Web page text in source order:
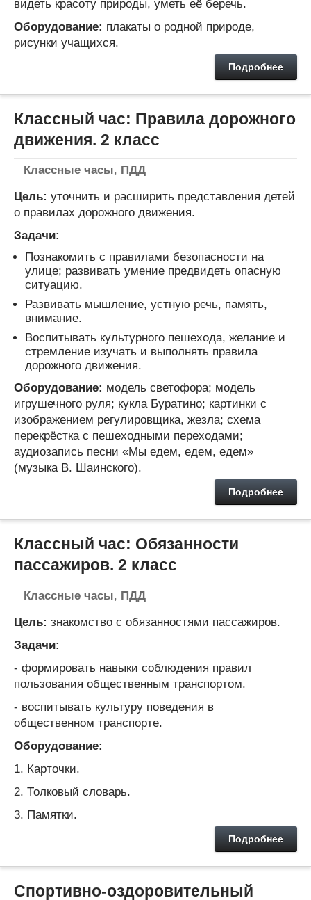
видеть красоту природы, уметь её беречь.
Оборудование: плакаты о родной природе,
рисунки учащихся.
Подробнее
Классный час: Правила дорожного
движения. 2 класс
Классные часы, ПДД
Цель: уточнить и расширить представления детей
о правилах дорожного движения.
Задачи:
Познакомить с правилами безопасности на
улице; развивать умение предвидеть опасную
ситуацию.
Развивать мышление, устную речь, память,
внимание.
Воспитывать культурного пешехода, желание и
стремление изучать и выполнять правила
дорожного движения.
Оборудование: модель светофора; модель
игрушечного руля; кукла Буратино; картинки с
изображением регулировщика, жезла; схема
перекрёстка с пешеходными переходами;
аудиозапись песни «Мы едем, едем, едем»
(музыка В. Шаинского).
Подробнее
Классный час: Обязанности
пассажиров. 2 класс
Классные часы, ПДД
Цель: знакомство с обязанностями пассажиров.
Задачи:
- формировать навыки соблюдения правил
пользования общественным транспортом.
- воспитывать культуру поведения в
общественном транспорте.
Оборудование:
1. Карточки.
2. Толковый словарь.
3. Памятки.
Подробнее
Спортивно-оздоровительный